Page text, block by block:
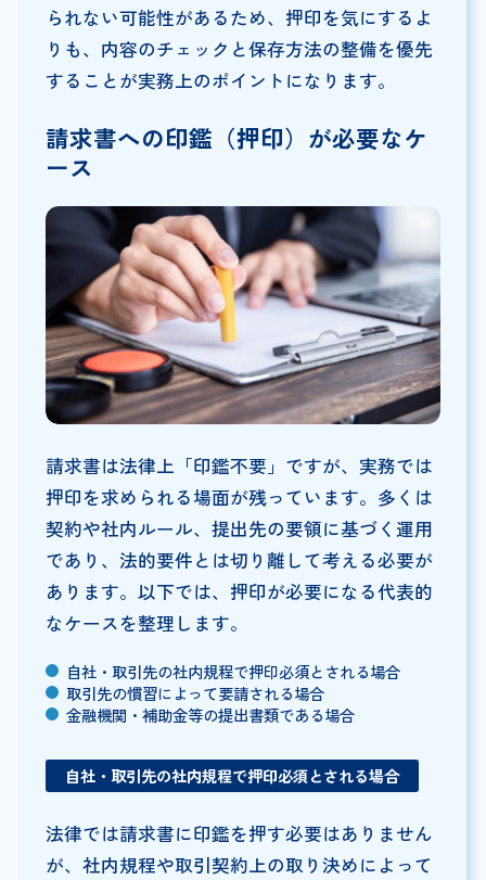
られない可能性があるため、押印を気にするよ
りも、内容のチェックと保存方法の整備を優先
することが実務上のポイントになります。
請求書への印鑑（押印）が必要なケ
ース
請求書は法律上「印鑑不要」ですが、実務では
押印を求められる場面が残っています。多くは
契約や社内ルール、提出先の要領に基づく運用
であり、法的要件とは切り離して考える必要が
あります。以下では、押印が必要になる代表的
なケースを整理します。
自社・取引先の社内規程で押印必須とされる場合
取引先の慣習によって要請される場合
金融機関・補助金等の提出書類である場合
自社・取引先の社内規程で押印必須とされる場合
法律では請求書に印鑑を押す必要はありません
が、社内規程や取引契約上の取り決めによって